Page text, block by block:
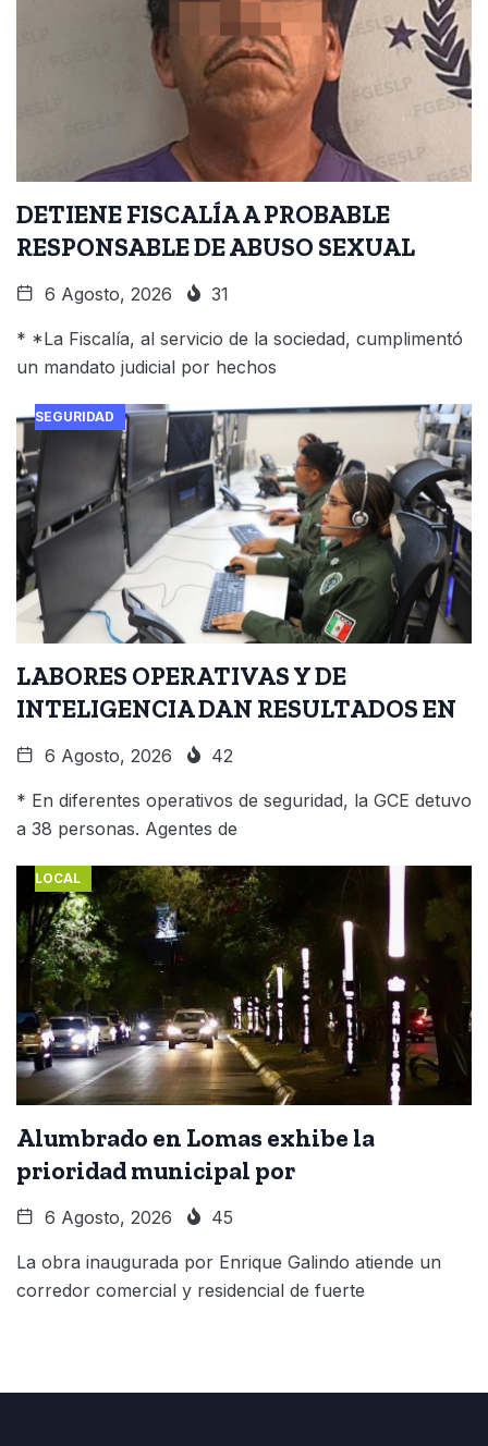
DETIENE FISCALÍA A PROBABLE
RESPONSABLE DE ABUSO SEXUAL
6 Agosto, 2026 31
* *La Fiscalía, al servicio de la sociedad, cumplimentó
un mandato judicial por hechos
SEGURIDAD
LABORES OPERATIVAS Y DE
INTELIGENCIA DAN RESULTADOS EN
6 Agosto, 2026 42
* En diferentes operativos de seguridad, la GCE detuvo
a 38 personas. Agentes de
LOCAL
Alumbrado en Lomas exhibe la
prioridad municipal por
6 Agosto, 2026 45
La obra inaugurada por Enrique Galindo atiende un
corredor comercial y residencial de fuerte